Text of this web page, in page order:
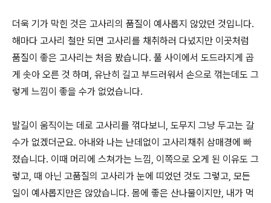
더욱 기가 막힌 것은 고사리의 품질이 예사롭지 않았던 것입니다.
해마다 고사리 철만 되면 고사리를 채취하러 다녔지만 이곳처럼
품질이 좋은 고사리는 처음 봤습니다. 풀 사이에서 도드라지게 곱
게 솟아 오른 것 하며, 유난히 길고 부드러워서 손으로 꺾는데도 그
렇게 느낌이 좋을 수가 없었습니다.
발길이 움직이는 데로 고사리를 꺾다보니, 도무지 그냥 두고는 갈
수가 없겠더군요. 아내와 나는 난데없이 고사리채취 삼매경에 빠
졌습니다. 이때 머리에 스쳐가는 느낌, 이쪽으로 오게 된 이유도 그
렇고, 때 아닌 고품질의 고사리가 눈에 띠었던 것도 그렇고, 모든
일이 예사롭지만은 않았습니다. 몸에 좋은 산나물이지만, 내가 먹